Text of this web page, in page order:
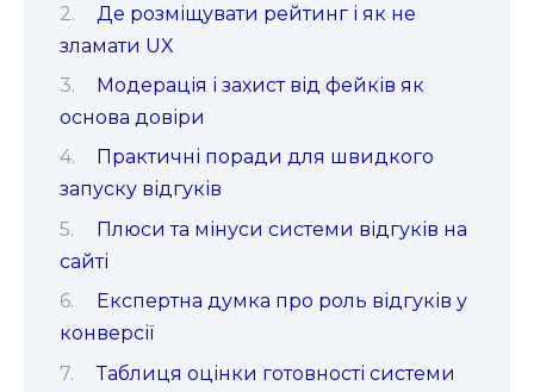
Де розміщувати рейтинг і як не
зламати UX
Модерація і захист від фейків як
основа довіри
Практичні поради для швидкого
запуску відгуків
Плюси та мінуси системи відгуків на
сайті
Експертна думка про роль відгуків у
конверсії
Таблиця оцінки готовності системи